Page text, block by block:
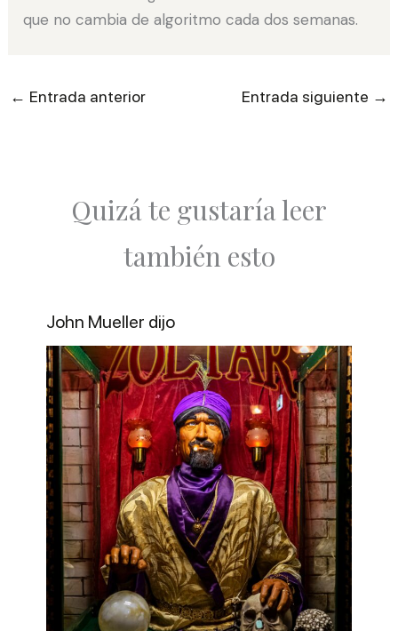
que no cambia de algoritmo cada dos semanas.
← Entrada anterior Entrada siguiente →
Quizá te gustaría leer
también esto
John Mueller dijo